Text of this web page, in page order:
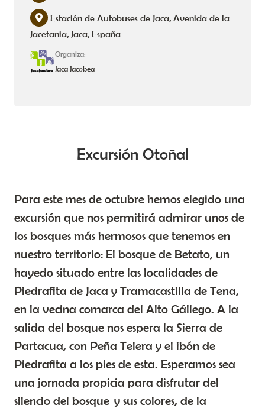
Estación de Autobuses de Jaca, Avenida de la
Jacetania, Jaca, España
Organiza:
Jaca Jacobea
Excursión Otoñal
Para este mes de octubre hemos elegido una
excursión que nos permitirá admirar unos de
los bosques más hermosos que tenemos en
nuestro territorio: El bosque de Betato, un
hayedo situado entre las localidades de
Piedrafita de Jaca y Tramacastilla de Tena,
en la vecina comarca del Alto Gállego. A la
salida del bosque nos espera la Sierra de
Partacua, con Peña Telera y el ibón de
Piedrafita a los pies de esta. Esperamos sea
una jornada propicia para disfrutar del
silencio del bosque y sus colores, de la